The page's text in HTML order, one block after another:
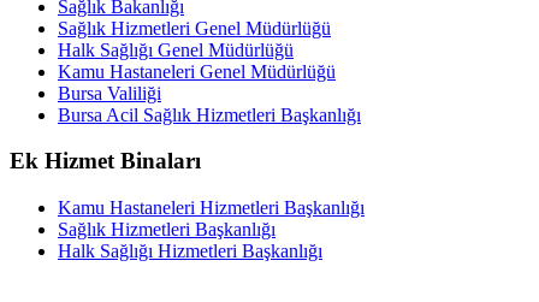
Sağlık Bakanlığı
Sağlık Hizmetleri Genel Müdürlüğü
Halk Sağlığı Genel Müdürlüğü
Kamu Hastaneleri Genel Müdürlüğü
Bursa Valiliği
Bursa Acil Sağlık Hizmetleri Başkanlığı
Ek Hizmet Binaları
Kamu Hastaneleri Hizmetleri Başkanlığı
Sağlık Hizmetleri Başkanlığı
Halk Sağlığı Hizmetleri Başkanlığı